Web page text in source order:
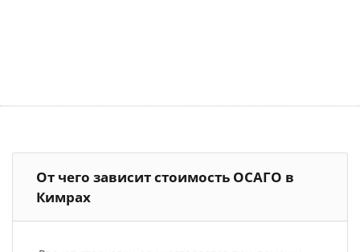
От чего зависит стоимость ОСАГО в
Кимрах